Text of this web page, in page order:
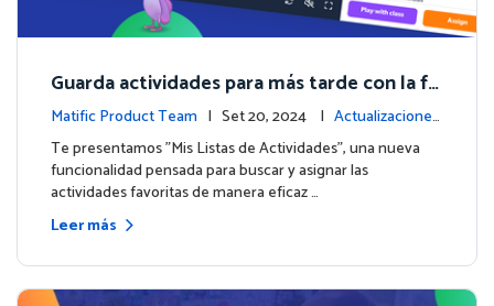
Guarda actividades para más tarde con la fu
nción de Listas de Actividades
Matific Product Team | Set 20, 2024 | Actualizaciones
de la plataforma
Te presentamos "Mis Listas de Actividades", una nueva
funcionalidad pensada para buscar y asignar las
actividades favoritas de manera eficaz …
Leer más